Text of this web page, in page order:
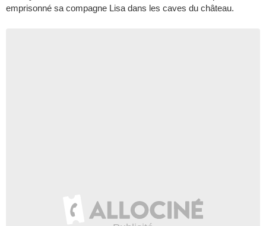
emprisonné sa compagne Lisa dans les caves du château.